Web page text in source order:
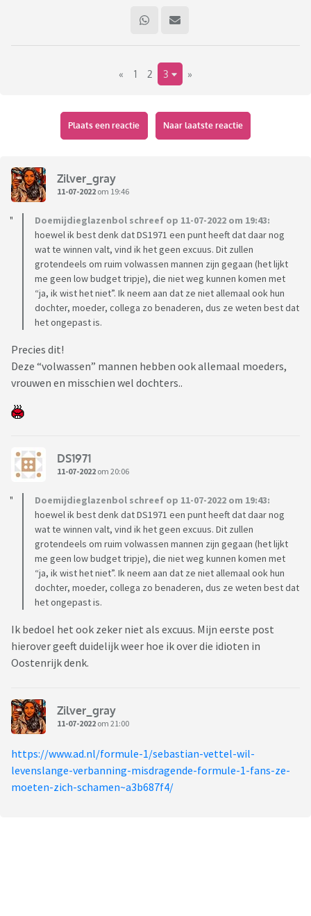
« 1 2 3 »
Plaats een reactie Naar laatste reactie
Zilver_gray
11-07-2022 om 19:46
Doemijdieglazenbol schreef op 11-07-2022 om 19:43:
hoewel ik best denk dat DS1971 een punt heeft dat daar nog
wat te winnen valt, vind ik het geen excuus. Dit zullen
grotendeels om ruim volwassen mannen zijn gegaan (het lijkt
me geen low budget tripje), die niet weg kunnen komen met
“ja, ik wist het niet”. Ik neem aan dat ze niet allemaal ook hun
dochter, moeder, collega zo benaderen, dus ze weten best dat
het ongepast is.
Precies dit!
Deze “volwassen” mannen hebben ook allemaal moeders,
vrouwen en misschien wel dochters..
DS1971
11-07-2022 om 20:06
Doemijdieglazenbol schreef op 11-07-2022 om 19:43:
hoewel ik best denk dat DS1971 een punt heeft dat daar nog
wat te winnen valt, vind ik het geen excuus. Dit zullen
grotendeels om ruim volwassen mannen zijn gegaan (het lijkt
me geen low budget tripje), die niet weg kunnen komen met
“ja, ik wist het niet”. Ik neem aan dat ze niet allemaal ook hun
dochter, moeder, collega zo benaderen, dus ze weten best dat
het ongepast is.
Ik bedoel het ook zeker niet als excuus. Mijn eerste post
hierover geeft duidelijk weer hoe ik over die idioten in
Oostenrijk denk.
Zilver_gray
11-07-2022 om 21:00
https://www.ad.nl/formule-1/sebastian-vettel-wil-
levenslange-verbanning-misdragende-formule-1-fans-ze-
moeten-zich-schamen~a3b687f4/